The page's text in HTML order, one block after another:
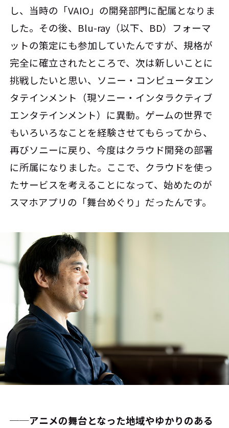
し、当時の「VAIO」の開発部門に配属となりま
した。その後、Blu-ray（以下、BD）フォーマ
ットの策定にも参加していたんですが、規格が
完全に確立されたところで、次は新しいことに
挑戦したいと思い、ソニー・コンピュータエン
タテインメント（現ソニー・インタラクティブ
エンタテインメント）に異動。ゲームの世界で
もいろいろなことを経験させてもらってから、
再びソニーに戻り、今度はクラウド開発の部署
に所属になりました。ここで、クラウドを使っ
たサービスを考えることになって、始めたのが
スマホアプリの「舞台めぐり」だったんです。
──アニメの舞台となった地域やゆかりのある